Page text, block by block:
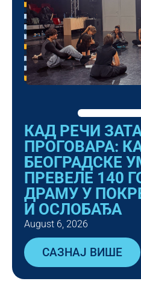
КАД РЕЧИ
ПРОГОВАРА:
БЕОГРАДСКЕ
ПРЕВЕЛЕ 140
ДРАМУ У
И ОСЛОБАЂА
August 6, 2026
САЗНАЈ ВИШЕ